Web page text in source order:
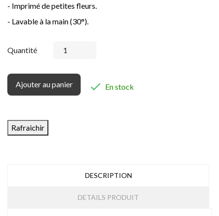
- Imprimé de petites fleurs.
- Lavable à la main (30°).
Quantité
Ajouter au panier  En stock
DESCRIPTION
DETAILS PRODUIT